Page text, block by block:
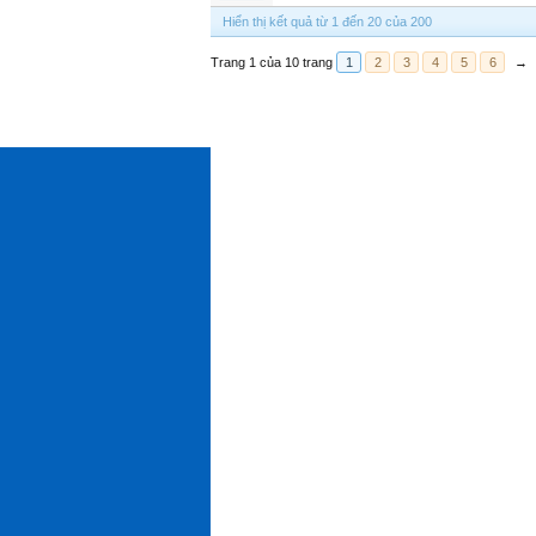
Hiển thị kết quả từ 1 đến 20 của 200
Trang 1 của 10 trang 1 2 3 4 5 6 →